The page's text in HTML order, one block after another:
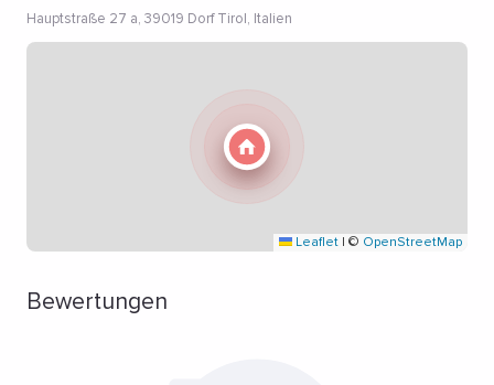
Hauptstraße 27 a, 39019 Dorf Tirol, Italien
Leaflet | © OpenStreetMap
Bewertungen